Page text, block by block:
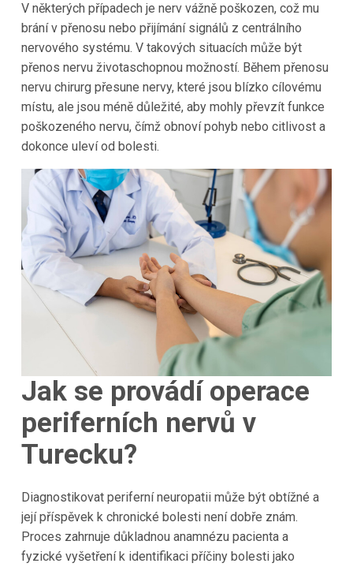
V některých případech je nerv vážně poškozen, což mu
brání v přenosu nebo přijímání signálů z centrálního
nervového systému. V takových situacích může být
přenos nervu životaschopnou možností. Během přenosu
nervu chirurg přesune nervy, které jsou blízko cílovému
místu, ale jsou méně důležité, aby mohly převzít funkce
poškozeného nervu, čímž obnoví pohyb nebo citlivost a
dokonce uleví od bolesti.
Jak se provádí operace
periferních nervů v
Turecku?
Diagnostikovat periferní neuropatii může být obtížné a
její příspěvek k chronické bolesti není dobře znám.
Proces zahrnuje důkladnou anamnézu pacienta a
fyzické vyšetření k identifikaci příčiny bolesti jako